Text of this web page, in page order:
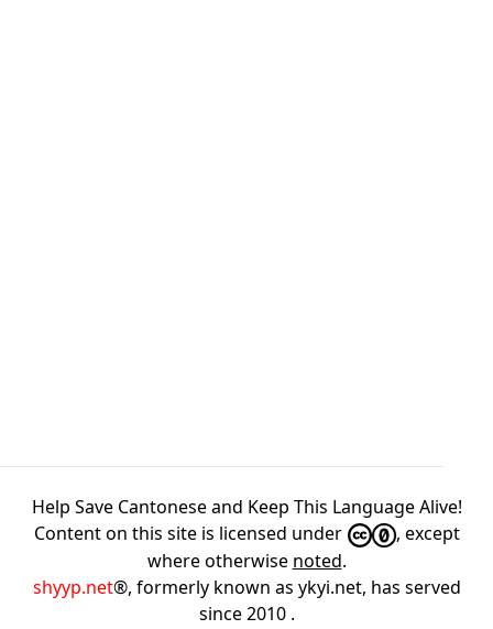
Help Save Cantonese and Keep This Language Alive!
Content on this site is licensed under
, except
where otherwise noted.
shyyp.net®, formerly known as ykyi.net, has served
since 2010 .